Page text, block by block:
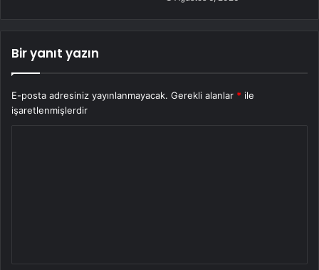
Bir yanıt yazın
E-posta adresiniz yayınlanmayacak. Gerekli alanlar * ile
işaretlenmişlerdir